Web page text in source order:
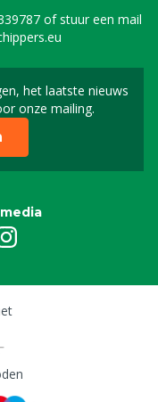
of stuur een mail
het laatste nieuws
onze mailing.
je in voor onze